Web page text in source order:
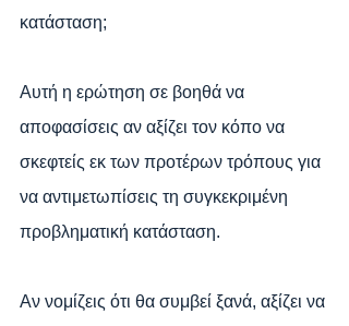
κατάσταση;
Αυτή η ερώτηση σε βοηθά να
αποφασίσεις αν αξίζει τον κόπο να
σκεφτείς εκ των προτέρων τρόπους για
να αντιμετωπίσεις τη συγκεκριμένη
προβληματική κατάσταση.
Αν νομίζεις ότι θα συμβεί ξανά, αξίζει να